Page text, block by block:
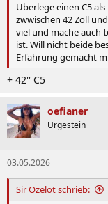
Überlege einen C5
zwwischen 42 Zoll
viel und mache auch
ist. Will nicht beide
Erfahrung gemacht
+ 42'' C5
oefianer
Urgestein
03.05.2026
Sir Ozelot schrieb: